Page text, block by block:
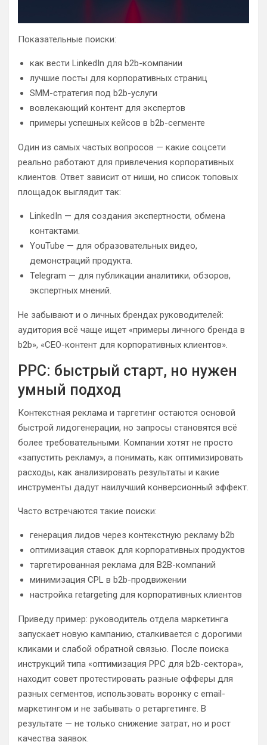
Показательные поиски:
как вести LinkedIn для b2b-компании
лучшие посты для корпоративных страниц
SMM-стратегия под b2b-услуги
вовлекающий контент для экспертов
примеры успешных кейсов в b2b-сегменте
Один из самых частых вопросов — какие соцсети
реально работают для привлечения корпоративных
клиентов. Ответ зависит от ниши, но список топовых
площадок выглядит так:
LinkedIn — для создания экспертности, обмена
контактами.
YouTube — для образовательных видео,
демонстраций продукта.
Telegram — для публикации аналитики, обзоров,
экспертных мнений.
Не забывают и о личных брендах руководителей:
аудитория всё чаще ищет «примеры личного бренда в
b2b», «CEO-контент для корпоративных клиентов».
PPC: быстрый старт, но нужен
умный подход
Контекстная реклама и таргетинг остаются основой
быстрой лидогенерации, но запросы становятся всё
более требовательными. Компании хотят не просто
«запустить рекламу», а понимать, как оптимизировать
расходы, как анализировать результаты и какие
инструменты дадут наилучший конверсионный эффект.
Часто встречаются такие поиски:
генерация лидов через контекстную рекламу b2b
оптимизация ставок для корпоративных продуктов
таргетированная реклама для B2B-компаний
минимизация CPL в b2b-продвижении
настройка retargeting для корпоративных клиентов
Приведу пример: руководитель отдела маркетинга
запускает новую кампанию, сталкивается с дорогими
кликами и слабой обратной связью. После поиска
инструкций типа «оптимизация PPC для b2b-сектора»,
находит совет протестировать разные офферы для
разных сегментов, использовать воронку с email-
маркетингом и не забывать о ретаргетинге. В
результате — не только снижение затрат, но и рост
качества заявок.